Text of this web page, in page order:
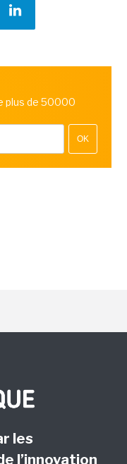
plus de 50000
OK
les
l’innovation